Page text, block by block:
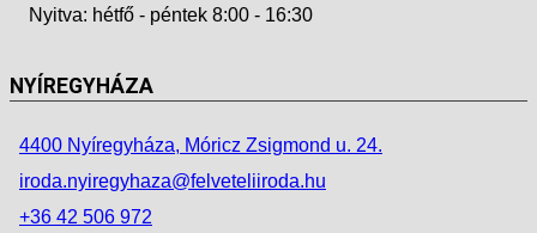
Nyitva: hétfő - péntek 8:00 - 16:30
NYÍREGYHÁZA
4400 Nyíregyháza, Móricz Zsigmond u. 24.
iroda.nyiregyhaza@felveteliiroda.hu
+36 42 506 972